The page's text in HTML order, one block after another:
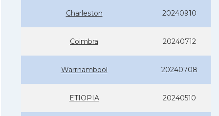
Charleston 20240910
Coimbra 20240712
Warrnambool 20240708
ETIOPIA 20240510